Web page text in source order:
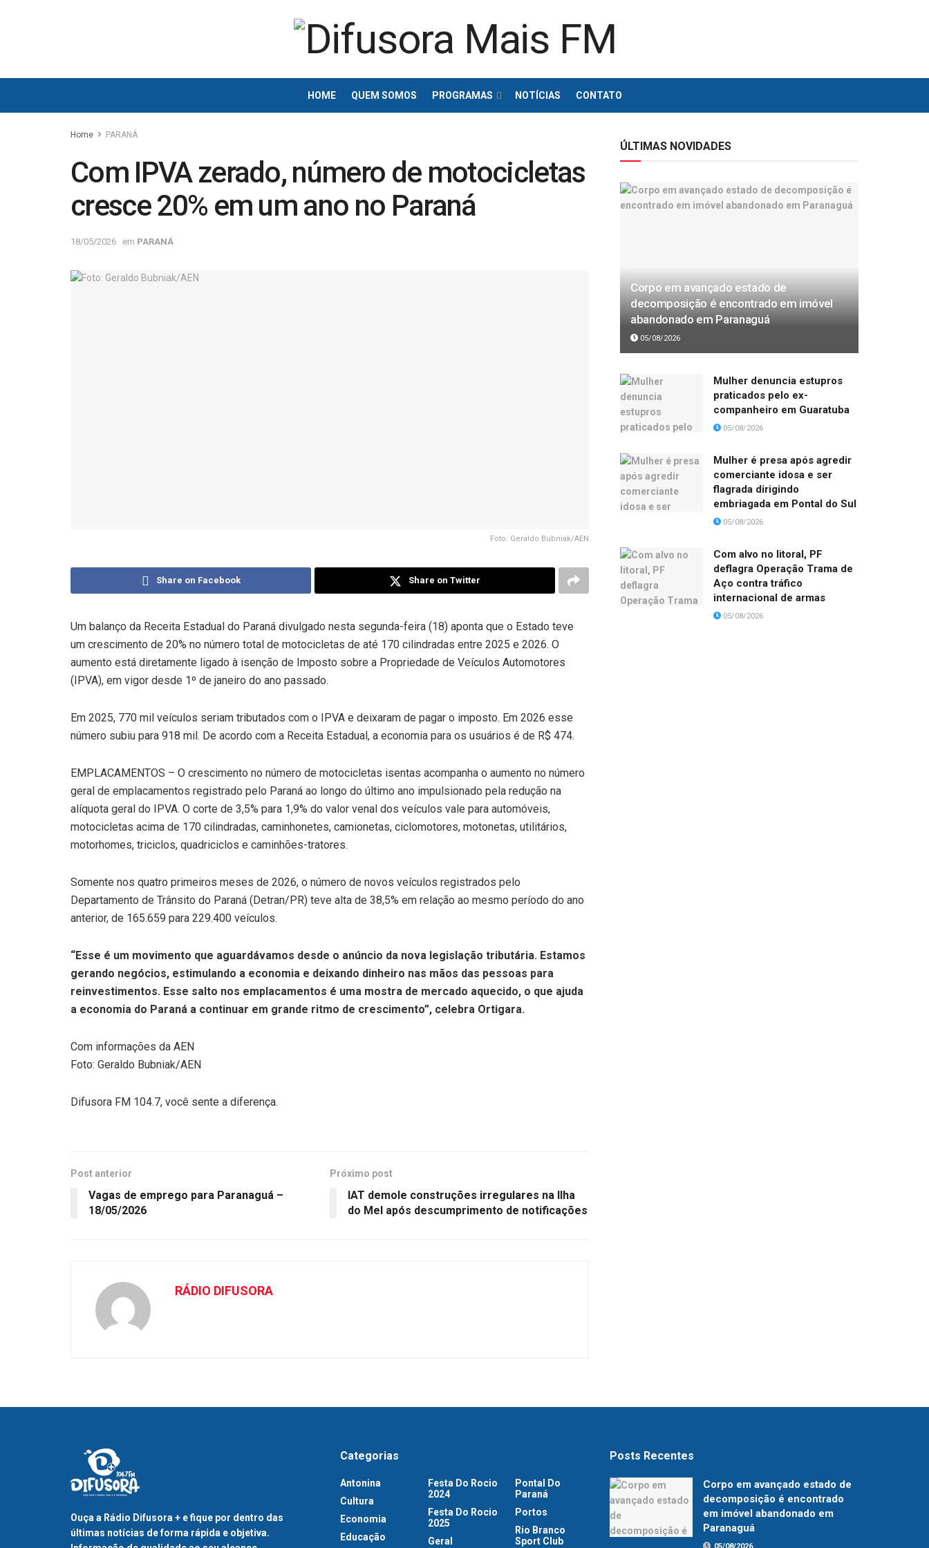
HOME QUEM SOMOS PROGRAMAS NOTÍCIAS CONTATO
Home PARANÁ
Com IPVA zerado, número de motocicletas
cresce 20% em um ano no Paraná
18/05/2026 em PARANÁ
Foto: Geraldo Bubniak/AEN
Share on Facebook Share on Twitter
Um balanço da Receita Estadual do Paraná divulgado nesta segunda-feira (18) aponta que o Estado teve
um crescimento de 20% no número total de motocicletas de até 170 cilindradas entre 2025 e 2026. O
aumento está diretamente ligado à isenção de Imposto sobre a Propriedade de Veículos Automotores
(IPVA), em vigor desde 1º de janeiro do ano passado.
Em 2025, 770 mil veículos seriam tributados com o IPVA e deixaram de pagar o imposto. Em 2026 esse
número subiu para 918 mil. De acordo com a Receita Estadual, a economia para os usuários é de R$ 474.
EMPLACAMENTOS – O crescimento no número de motocicletas isentas acompanha o aumento no número
geral de emplacamentos registrado pelo Paraná ao longo do último ano impulsionado pela redução na
alíquota geral do IPVA. O corte de 3,5% para 1,9% do valor venal dos veículos vale para automóveis,
motocicletas acima de 170 cilindradas, caminhonetes, camionetas, ciclomotores, motonetas, utilitários,
motorhomes, triciclos, quadriciclos e caminhões-tratores.
Somente nos quatro primeiros meses de 2026, o número de novos veículos registrados pelo
Departamento de Trânsito do Paraná (Detran/PR) teve alta de 38,5% em relação ao mesmo período do ano
anterior, de 165.659 para 229.400 veículos.
“Esse é um movimento que aguardávamos desde o anúncio da nova legislação tributária. Estamos
gerando negócios, estimulando a economia e deixando dinheiro nas mãos das pessoas para
reinvestimentos. Esse salto nos emplacamentos é uma mostra de mercado aquecido, o que ajuda
a economia do Paraná a continuar em grande ritmo de crescimento”, celebra Ortigara.
Com informações da AEN
Foto: Geraldo Bubniak/AEN
Difusora FM 104.7, você sente a diferença.
Post anterior
Vagas de emprego para Paranaguá –
18/05/2026
Próximo post
IAT demole construções irregulares na Ilha
do Mel após descumprimento de notificações
RÁDIO DIFUSORA
ÚLTIMAS NOVIDADES
Corpo em avançado estado de
decomposição é encontrado em imóvel
abandonado em Paranaguá
05/08/2026
Mulher denuncia estupros
praticados pelo ex-
companheiro em Guaratuba
05/08/2026
Mulher é presa após agredir
comerciante idosa e ser
flagrada dirigindo
embriagada em Pontal do Sul
05/08/2026
Com alvo no litoral, PF
deflagra Operação Trama de
Aço contra tráfico
internacional de armas
05/08/2026
Ouça a Rádio Difusora + e fique por dentro das
últimas notícias de forma rápida e objetiva.
Categorias
Antonina
Cultura
Economia
Educação
Festa Do Rocio
2024
Festa Do Rocio
2025
Geral
Pontal Do
Paraná
Portos
Rio Branco
Sport Club
Posts Recentes
Corpo em avançado estado de
decomposição é encontrado
em imóvel abandonado em
Paranaguá
05/08/2026